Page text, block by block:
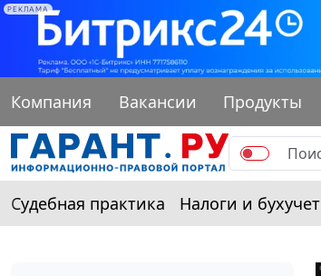
РЕКЛАМА
Компания Вакансии Продукты
Судебная практика Налоги и бухучет